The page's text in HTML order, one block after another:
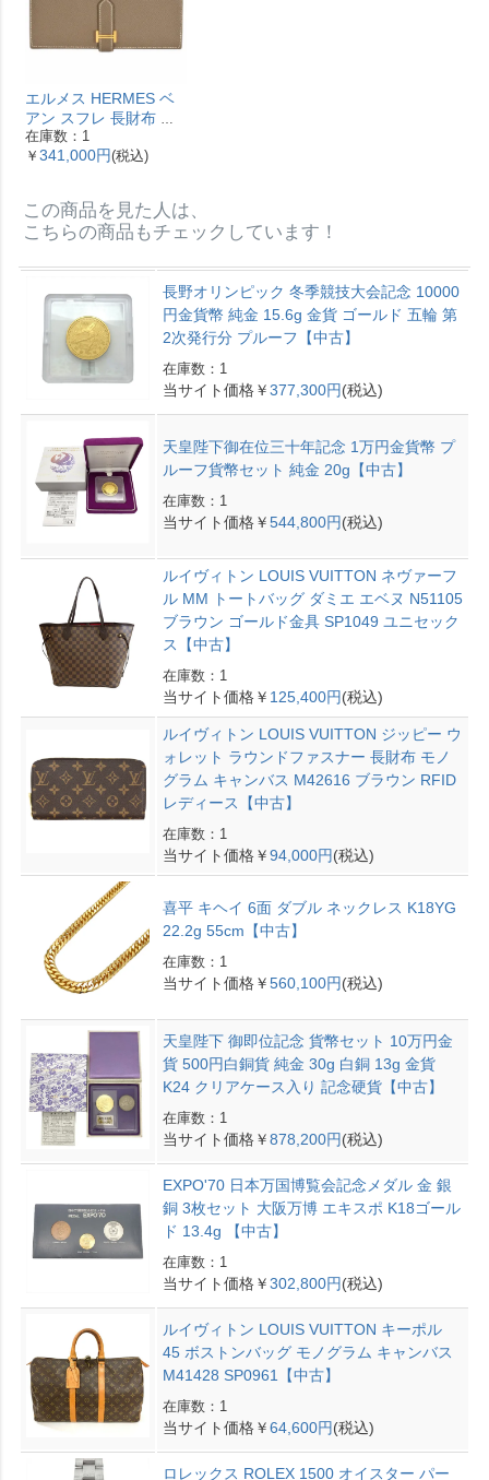
エルメス HERMES ベ
アン スフレ 長財布 ヴ
ォーエプソン Y刻印 エ
トゥープ ゴールド金具
在庫数：1
￥ 341,000円(税込)
この商品を見た人は、
こちらの商品もチェックしています！
長野オリンピック 冬季競技大会記念 10000
円金貨幣 純金 15.6g 金貨 ゴールド 五輪 第
2次発行分 プルーフ【中古】
在庫数：1
当サイト価格￥377,300円(税込)
天皇陛下御在位三十年記念 1万円金貨幣 プ
ルーフ貨幣セット 純金 20g【中古】
在庫数：1
当サイト価格￥544,800円(税込)
ルイヴィトン LOUIS VUITTON ネヴァーフ
ル MM トートバッグ ダミエ エベヌ N51105
ブラウン ゴールド金具 SP1049 ユニセック
ス【中古】
在庫数：1
当サイト価格￥ 125,400円(税込)
ルイヴィトン LOUIS VUITTON ジッピー ウ
ォレット ラウンドファスナー 長財布 モノ
グラム キャンバス M42616 ブラウン RFID
レディース【中古】
在庫数：1
当サイト価格￥94,000円(税込)
喜平 キヘイ 6面 ダブル ネックレス K18YG
22.2g 55cm【中古】
在庫数：1
当サイト価格￥560,100円(税込)
天皇陛下 御即位記念 貨幣セット 10万円金
貨 500円白銅貨 純金 30g 白銅 13g 金貨
K24 クリアケース入り 記念硬貨【中古】
在庫数：1
当サイト価格￥878,200円(税込)
EXPO'70 日本万国博覧会記念メダル 金 銀
銅 3枚セット 大阪万博 エキスポ K18ゴール
ド 13.4g 【中古】
在庫数：1
当サイト価格￥302,800円(税込)
ルイヴィトン LOUIS VUITTON キーポル
45 ボストンバッグ モノグラム キャンバス
M41428 SP0961【中古】
在庫数：1
当サイト価格￥64,600円(税込)
ロレックス ROLEX 1500 オイスター パー